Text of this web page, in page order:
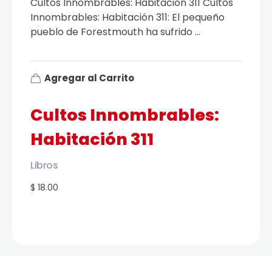
Cultos Innombrables:
Habitación 311
$ 18.00
Libros
Innombrables: Habitación 311: El pequeño
pueblo de Forestmouth ha sufrido ...
Agregar al Carrito